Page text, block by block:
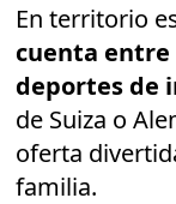
En territorio
cuenta entre
deportes de
de Suiza o
oferta
familia.